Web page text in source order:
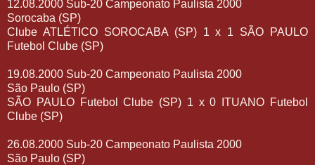
12.08.2000 Sub-20 Campeonato Paulista 2000
Sorocaba (SP)
Clube ATLÉTICO SOROCABA (SP) 1 x 1 SÃO PAULO
Futebol Clube (SP)
19.08.2000 Sub-20 Campeonato Paulista 2000
São Paulo (SP)
SÃO PAULO Futebol Clube (SP) 1 x 0 ITUANO Futebol
Clube (SP)
26.08.2000 Sub-20 Campeonato Paulista 2000
São Paulo (SP)